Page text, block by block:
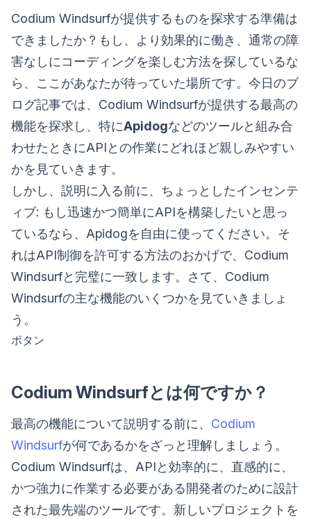
Codium Windsurfが提供するものを探求する準備は
できましたか？もし、より効果的に働き、通常の障
害なしにコーディングを楽しむ方法を探しているな
ら、ここがあなたが待っていた場所です。今日のブ
ログ記事では、Codium Windsurfが提供する最高の
機能を探求し、特にApidogなどのツールと組み合
わせたときにAPIとの作業にどれほど親しみやすい
かを見ていきます。
しかし、説明に入る前に、ちょっとしたインセンテ
ィブ: もし迅速かつ簡単にAPIを構築したいと思っ
ているなら、Apidogを自由に使ってください。そ
れはAPI制御を許可する方法のおかげで、Codium
Windsurfと完璧に一致します。さて、Codium
Windsurfの主な機能のいくつかを見ていきましょ
う。
ボタン
Codium Windsurfとは何ですか？
最高の機能について説明する前に、 Codium
Windsurfが何であるかをざっと理解しましょう。
Codium Windsurfは、APIと効率的に、直感的に、
かつ強力に作業する必要がある開発者のために設計
された最先端のツールです。新しいプロジェクトを